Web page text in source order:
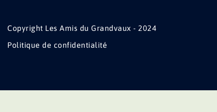
Copyright Les Amis du Grandvaux - 2024
Politique de confidentialité